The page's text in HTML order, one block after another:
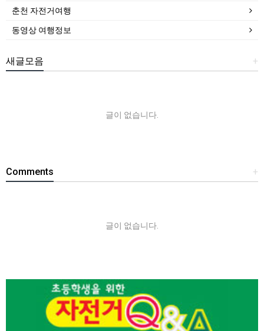
춘천 자전거여행
동영상 여행정보
+
새글모음
글이 없습니다.
+
Comments
글이 없습니다.